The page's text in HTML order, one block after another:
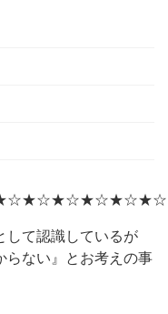
認識しているが
ない』とお考えの事